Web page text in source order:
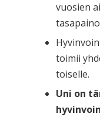
vuosien
toimii
toiselle.
Uni on